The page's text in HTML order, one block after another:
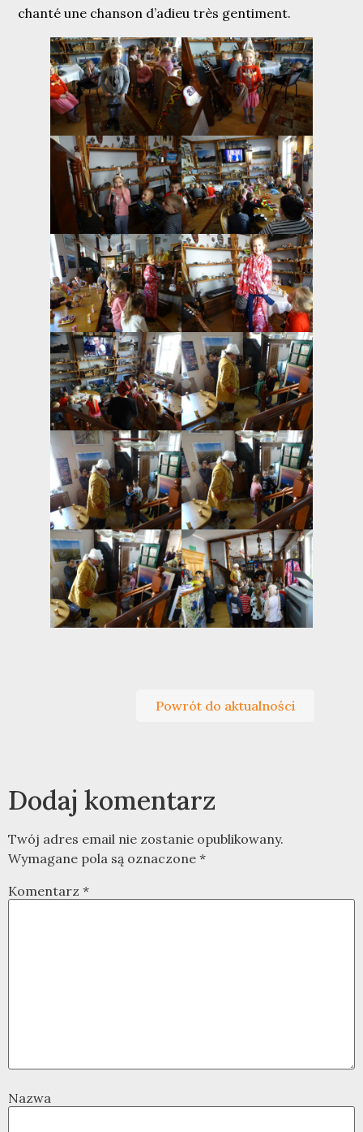
chanté une chanson d’adieu très gentiment.
Powrót do aktualności
Dodaj komentarz
Twój adres email nie zostanie opublikowany.
Wymagane pola są oznaczone *
Komentarz *
Nazwa